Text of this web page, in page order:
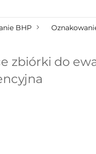
BHP
zbiórki do